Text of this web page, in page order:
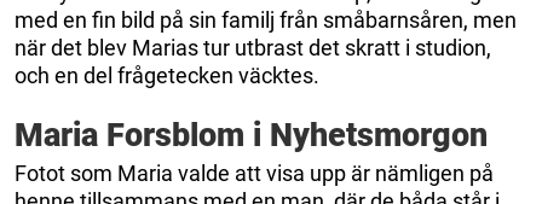
med en fin bild på sin familj från småbarnsåren, men
när det blev Marias tur utbrast det skratt i studion,
och en del frågetecken väcktes.
Maria Forsblom i Nyhetsmorgon
Fotot som Maria valde att visa upp är nämligen på